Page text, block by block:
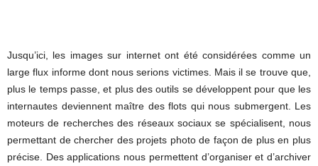
Jusqu’ici, les images sur internet ont été considérées comme un
large flux informe dont nous serions victimes. Mais il se trouve que,
plus le temps passe, et plus des outils se développent pour que les
internautes deviennent maître des flots qui nous submergent. Les
moteurs de recherches des réseaux sociaux se spécialisent, nous
permettant de chercher des projets photo de façon de plus en plus
précise. Des applications nous permettent d’organiser et d’archiver